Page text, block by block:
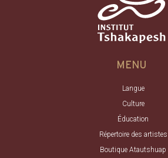
MENU
Langue
Culture
Éducation
Répertoire des artistes
Boutique Atautshuap